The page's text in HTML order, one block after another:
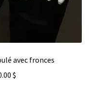
avec fronces
$